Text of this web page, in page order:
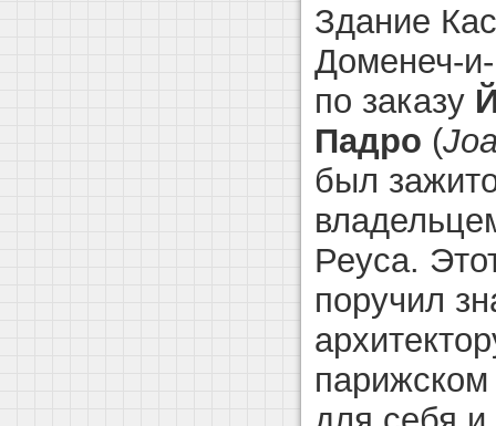
Здание
Доменеч-
по заказу
Падро (
был
Реуса.
поручил